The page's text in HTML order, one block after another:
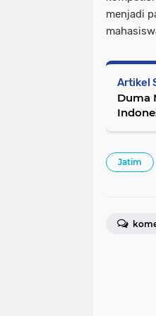
menjadi
Artikel
Duma
Jatim